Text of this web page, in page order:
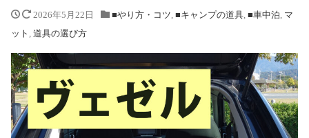
2026年5月22日 ■やり方・コツ, ■キャンプの道具, ■車中泊, マ
ット , 道具の選び方